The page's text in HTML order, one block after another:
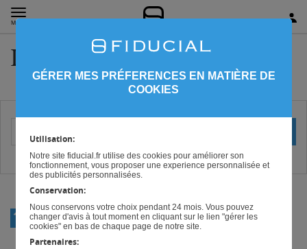
MENU
Informatique Limousin
RETOUR
INFORMATIQUE
GÉRER MES PRÉFERENCES EN MATIÈRE DE
COOKIES
Utilisation:
Notre site fiducial.fr utilise des cookies pour améliorer son
fonctionnement, vous proposer une experience personnalisée et
des publicités personnalisées.
Conservation:
Nous conservons votre choix pendant 24 mois. Vous pouvez
changer d'avis à tout moment en cliquant sur le lien "gérer les
cookies" en bas de chaque page de notre site.
Partenaires: